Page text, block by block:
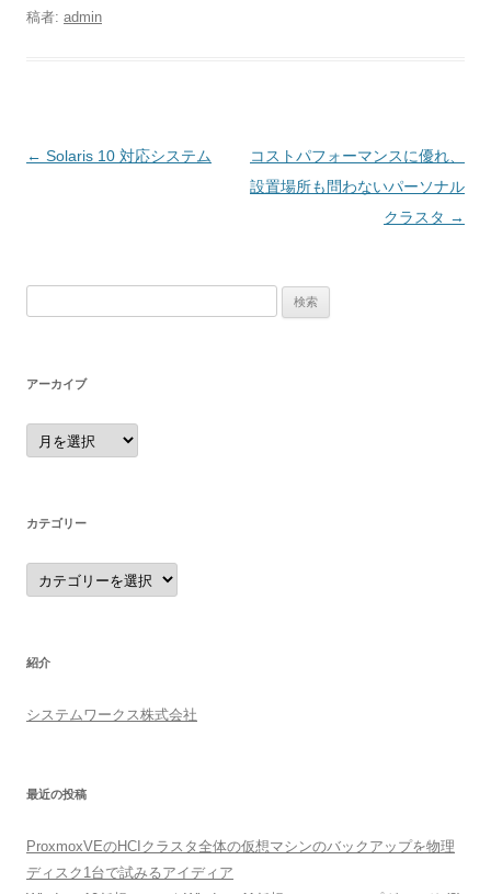
稿者: admin
投
← Solaris 10 対応システム
コストパフォーマンスに優れ、
設置場所も問わないパーソナル
クラスタ →
索:
アーカイブ
ア
ー
カ
カテゴリー
カ
テ
ゴ
紹介
システムワークス株式会社
最近の投稿
ProxmoxVEのHCIクラスタ全体の仮想マシンのバックアップを物理
ディスク1台で試みるアイディア